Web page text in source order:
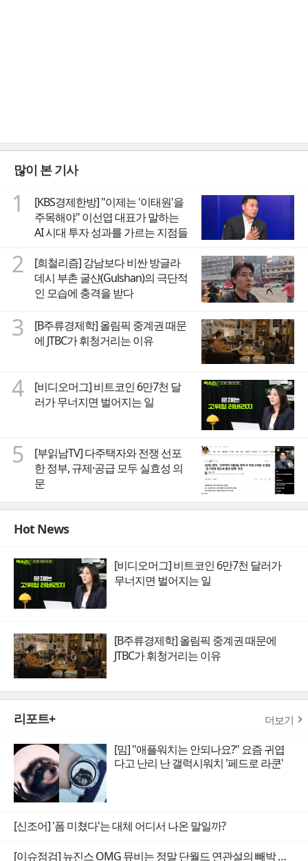
많이 본 기사
1
[KBS경제한방] "이제는 '이태원'을
주목해야" 이선엽 대표가 말하는
AI 시대 투자 성과를 가르는 지점들
2
[희철리즘] 강남보다 비싼 방글라
데시 부촌 굴샨(Gulshan)의 극단적
인 모습에 충격을 받다
3
[B주류경제학] 올림픽 중계권 때문
에 JTBC가 휘청거리는 이유
4
[비디오머그] 비트코인 6만7천 달
러가 무너지면 벌어지는 일
5
[부읽남TV] 다주택자와 전쟁 선포
한 정부, 규제·공급 모두 실효성 의
문
Hot News
[비디오머그] 비트코인 6만7천 달러가
무너지면 벌어지는 일
[B주류경제학] 올림픽 중계권 때문에
JTBC가 휘청거리는 이유
리포트+ 더보기
[밈] "애플워치는 안되나요?" 요즘 귀엽
다고 난리 난 갤럭시워치 '페드로 라쿤'
[신조어] '폼 미쳤다'는 대체 어디서 나온 말일까?
[이슈점검] 뉴진스 OMG 뮤비는 정말 단월드 연관설의 빼박 증거일까